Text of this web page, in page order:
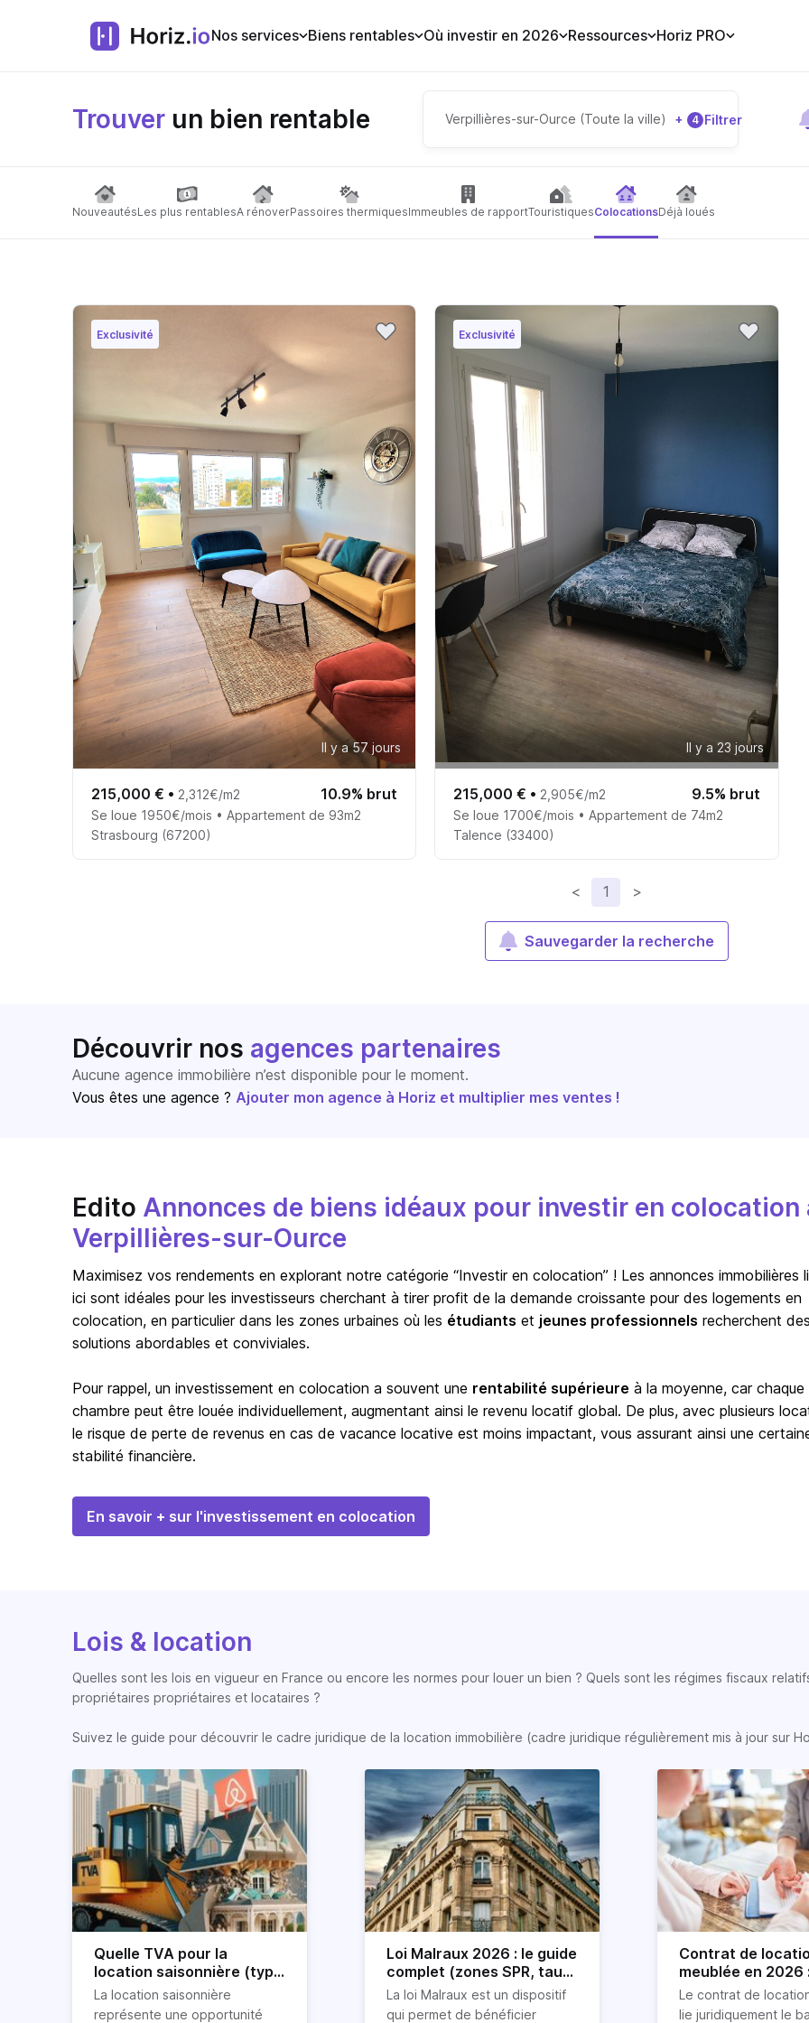
Nos services Biens rentables Où investir en 2026 Ressources Horiz PRO
Trouver un bien rentable Verpillières-sur-Ource (Toute la ville) + 4 Filtrer
NouveautésLes plus rentablesA rénoverPassoires thermiquesImmeubles de rapportTouristiquesColocationsDéjà loués
Exclusivité
Il y a 57 jours
215,000 € • 2,312€/m2 10.9% brut
Se loue 1950€/mois • Appartement de 93m2
Strasbourg (67200)
Exclusivité
Il y a 23 jours
215,000 € • 2,905€/m2 9.5% brut
Se loue 1700€/mois • Appartement de 74m2
Talence (33400)
< 1 >
Sauvegarder la recherche
Découvrir nos agences partenaires
Aucune agence immobilière n’est disponible pour le moment.
Vous êtes une agence ? Ajouter mon agence à Horiz et multiplier mes ventes !
Edito Annonces de biens idéaux pour investir en colocation
Verpillières-sur-Ource
Maximisez vos rendements en explorant notre catégorie “Investir en colocation” ! Les annonces immobilières
ici sont idéales pour les investisseurs cherchant à tirer profit de la demande croissante pour des logements en
colocation, en particulier dans les zones urbaines où les étudiants et jeunes professionnels recherchent
solutions abordables et conviviales.
Pour rappel, un investissement en colocation a souvent une rentabilité supérieure à la moyenne, car chaque
chambre peut être louée individuellement, augmentant ainsi le revenu locatif global. De plus, avec plusieurs
le risque de perte de revenus en cas de vacance locative est moins impactant, vous assurant ainsi une
stabilité financière.
En savoir + sur l'investissement en colocation
Lois & location
Quelles sont les lois en vigueur en France ou encore les normes pour louer un bien ? Quels sont les régimes fiscaux
propriétaires propriétaires et locataires ?
Suivez le guide pour découvrir le cadre juridique de la location immobilière (cadre juridique régulièrement mis à jour sur
Quelle TVA pour la
location saisonnière (type
airbnb) ?
La location saisonnière
représente une opportunité
Loi Malraux 2026 : le guide
complet (zones SPR, taux,
conditions)
La loi Malraux est un dispositif
qui permet de bénéficier
Contrat de
meublée en 2026
détaillé !
Le contrat de
lie juridiquement le